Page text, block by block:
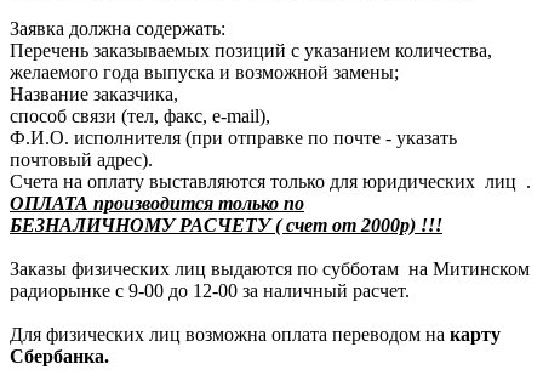
Заявка должна содержать:
Перечень заказываемых позиций с указанием количества,
желаемого года выпуска и возможной замены;
Название заказчика,
способ связи (тел, факс, e-mail),
Ф.И.О. исполнителя (при отправке по почте - указать
почтовый адрес).
Счета на оплату выставляются только для юридических лиц .
ОПЛАТА производится только по
БЕЗНАЛИЧНОМУ РАСЧЕТУ ( счет от 2000р) !!!
Заказы физических лиц выдаются по субботам на Митинском
радиорынке с 9-00 до 12-00 за наличный расчет.
Для физических лиц возможна оплата переводом на карту
Сбербанка.